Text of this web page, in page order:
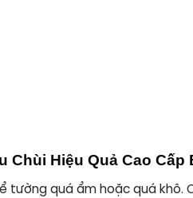
Chùi Hiệu Quả Cao Cấp
tường quá ẩm hoặc quá